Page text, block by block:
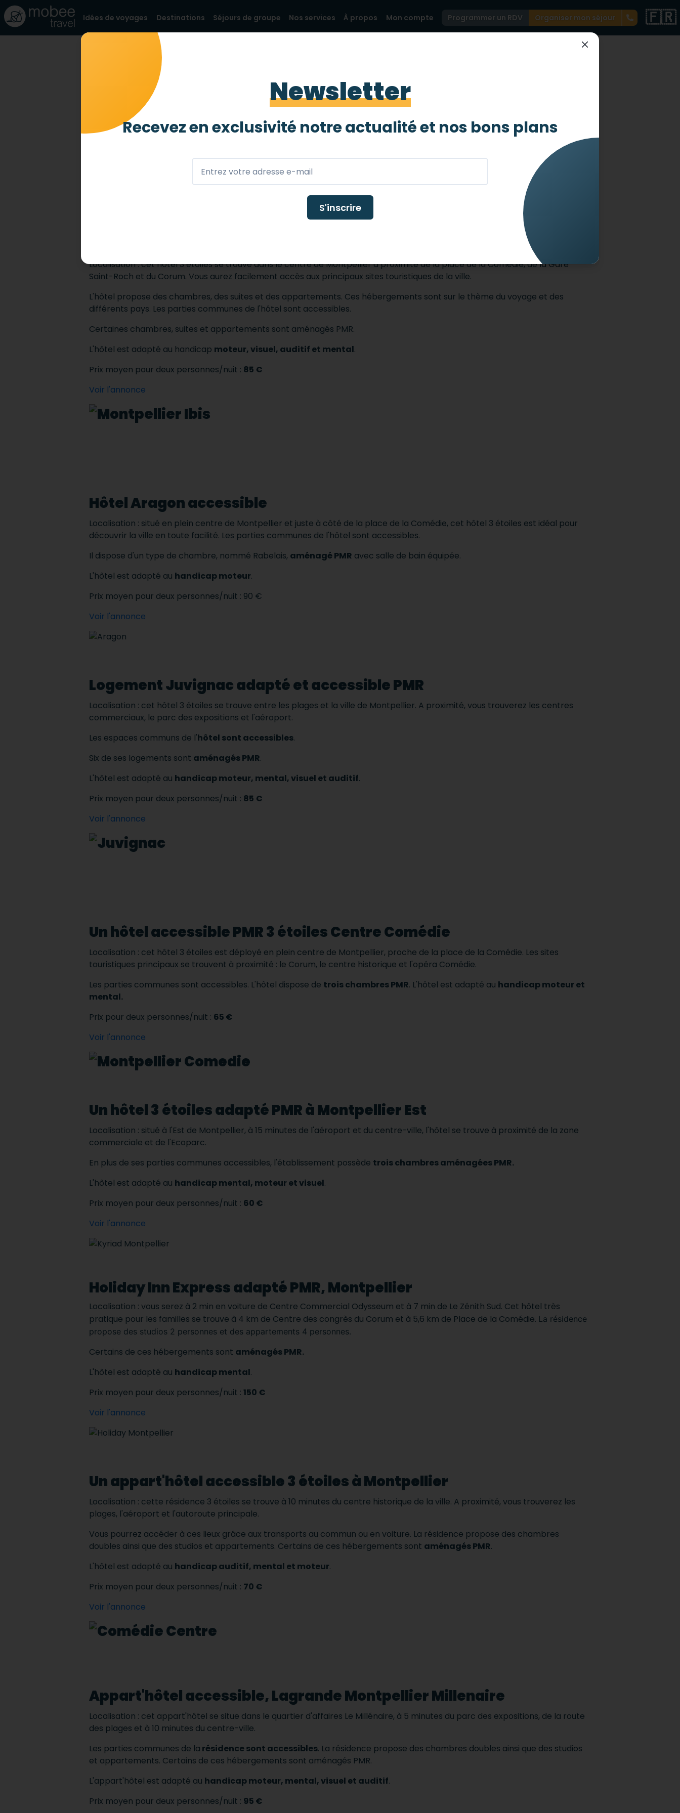
Idées de voyages Destinations Séjours de groupe Nos services À propos Mon compte Programmer un RDV Organiser mon séjour 🇫🇷
TOP LOGEMENTS ACCESSIBLES
Top 10 des hôtels accessibles à
Montpellier
Envie d’un séjour montpelliérain ? Voici notre top 10 des meilleurs hôtels accessibles aux personnes à mobilité réduite.
Partez en vacances avec votre handicap en toute sérénité avec mobee travel
Localisation : cet hôtel 3 étoiles se trouve dans le centre de Montpellier à proximité de la place de la Comédie, de la Gare
Saint-Roch et du Corum. Vous aurez facilement accès aux principaux sites touristiques de la ville.
L'hôtel propose des chambres, des suites et des appartements. Ces hébergements sont sur le thème du voyage et des
différents pays. Les parties communes de l'hôtel sont accessibles.
Certaines chambres, suites et appartements sont aménagés PMR.
L'hôtel est adapté au handicap moteur, visuel, auditif et mental.
Prix ​​moyen pour deux personnes/nuit : 85 €
Voir l'annonce
Hôtel Aragon accessible
Localisation : situé en plein centre de Montpellier et juste à côté de la place de la Comédie, cet hôtel 3 étoiles est idéal pour
découvrir la ville en toute facilité. Les parties communes de l'hôtel sont accessibles.
Il dispose d'un type de chambre, nommé Rabelais, aménagé PMR avec salle de bain équipée.
L'hôtel est adapté au handicap moteur.
Prix ​​moyen pour deux personnes/nuit : 90 €
Voir l'annonce
Logement Juvignac adapté et accessible PMR
Localisation : cet hôtel 3 étoiles se trouve entre les plages et la ville de Montpellier. A proximité, vous trouverez les centres
commerciaux, le parc des expositions et l'aéroport.
Les espaces communs de l'hôtel sont accessibles.
Six de ses logements sont aménagés PMR.
L'hôtel est adapté au handicap moteur, mental, visuel et auditif.
Prix ​​moyen pour deux personnes/nuit : 85 €
Voir l'annonce
Un hôtel accessible PMR 3 étoiles Centre Comédie
Localisation : cet hôtel 3 étoiles est déployé en plein centre de Montpellier, proche de la place de la Comédie. Les sites
touristiques principaux se trouvent à proximité : le Corum, le centre historique et l'opéra Comédie.
Les parties communes sont accessibles. L'hôtel dispose de trois chambres PMR. L'hôtel est adapté au handicap moteur et
mental.
Prix ​​pour deux personnes/nuit : 65 €
Voir l'annonce
Un hôtel 3 étoiles adapté PMR à Montpellier Est
Localisation : situé à l'Est de Montpellier, à 15 minutes de l'aéroport et du centre-ville, l'hôtel se trouve à proximité de la zone
commerciale et de l'Ecoparc.
En plus de ses parties communes accessibles, l'établissement possède trois chambres aménagées PMR.
L'hôtel est adapté au handicap mental, moteur et visuel.
Prix ​​moyen pour deux personnes/nuit : 60 €
Voir l'annonce
Holiday Inn Express adapté PMR, Montpellier
Localisation : vous serez à 2 min en voiture de Centre Commercial Odysseum et à 7 min de Le Zénith Sud. Cet hôtel très
pratique pour les familles se trouve à 4 km de Centre des congrès du Corum et à 5,6 km de Place de la Comédie. La résidence
propose des studios 2 personnes et des appartements 4 personnes.
Certains de ces hébergements sont aménagés PMR.
L'hôtel est adapté au handicap mental.
Prix ​​moyen pour deux personnes/nuit : 150 €
Voir l'annonce
Un appart'hôtel accessible 3 étoiles à Montpellier
Localisation : cette résidence 3 étoiles se trouve à 10 minutes du centre historique de la ville. A proximité, vous trouverez les
plages, l'aéroport et l'autoroute principale.
Vous pourrez accéder à ces lieux grâce aux transports au commun ou en voiture. La résidence propose des chambres
doubles ainsi que des studios et appartements. Certains de ces hébergements sont aménagés PMR.
L'hôtel est adapté au handicap auditif, mental et moteur.
Prix ​​moyen pour deux personnes/nuit : 70 €
Voir l'annonce
Appart'hôtel accessible, Lagrande Montpellier Millenaire
Localisation : cet appart'hôtel se situe dans le quartier d'affaires Le Millénaire, à 5 minutes du parc des expositions, de la route
des plages et à 10 minutes du centre-ville.
Les parties communes de la résidence sont accessibles. La résidence propose des chambres doubles ainsi que des studios
et appartements. Certains de ces hébergements sont aménagés PMR.
L'appart'hôtel est adapté au handicap moteur, mental, visuel et auditif.
Prix ​​moyen pour deux personnes/nuit : 95 €
Newsletter
Recevez en exclusivité notre actualité et nos bons plans
S'inscrire